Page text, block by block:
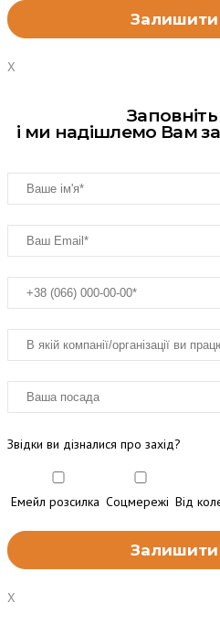
X
і ми надішлемо Вам
Звідки ви дізналися про захід?
Емейл розсилка Соцмережі Від
X